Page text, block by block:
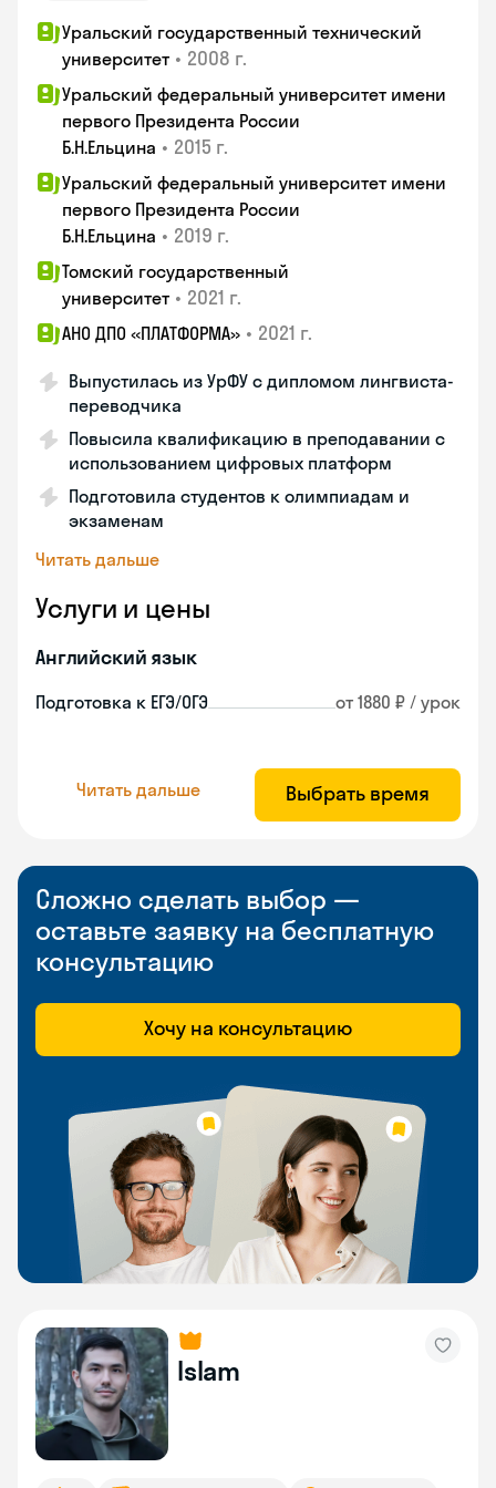
Уральский государственный технический
университет • 2008 г.
Уральский федеральный университет имени
первого Президента России
Б.Н.Ельцина • 2015 г.
Уральский федеральный университет имени
первого Президента России
Б.Н.Ельцина • 2019 г.
Томский государственный
университет • 2021 г.
АНО ДПО «ПЛАТФОРМА» • 2021 г.
Выпустилась из УрФУ с дипломом лингвиста-
переводчика
Повысила квалификацию в преподавании с
использованием цифровых платформ
Подготовила студентов к олимпиадам и
экзаменам
Читать дальше
Услуги и цены
Английский язык
Подготовка к ЕГЭ/ОГЭ от 1880 ₽ / урок
Читать дальше Выбрать время
Сложно сделать выбор —
оставьте заявку на бесплатную
консультацию
Хочу на консультацию
Islam